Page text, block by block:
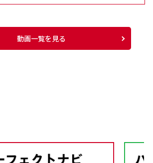
動画一覧を見る